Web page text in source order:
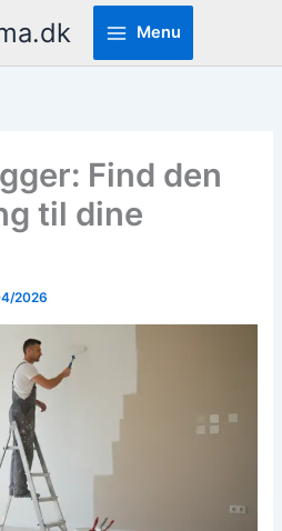
Menu
Find den
til dine
2026